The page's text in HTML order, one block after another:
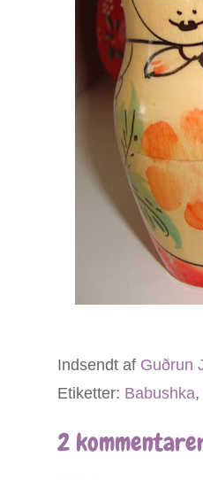
Indsendt af Guðrun
Etiketter: Babushka,
2